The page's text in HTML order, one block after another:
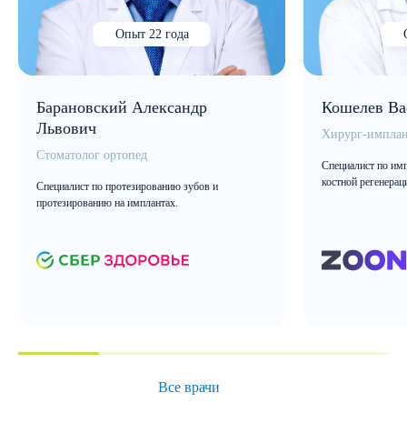
Опыт 22 года
Барановский Александр
Львович
Стоматолог ортопед
Специалист по протезированию зубов и
протезированию на имплантах.
Кошелев
Хирург-
Специалист по
костной
Все врачи